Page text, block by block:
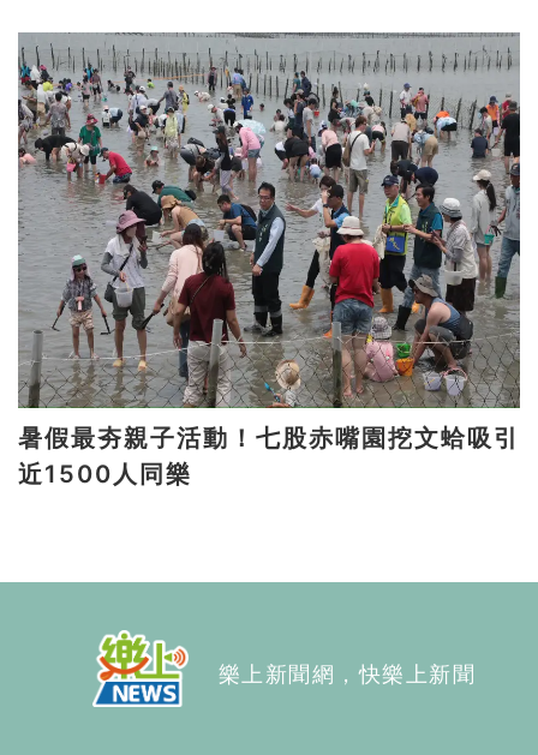
暑假最夯親子活動！七股赤嘴園挖文蛤吸引
近1500人同樂
樂上新聞網，快樂上新聞